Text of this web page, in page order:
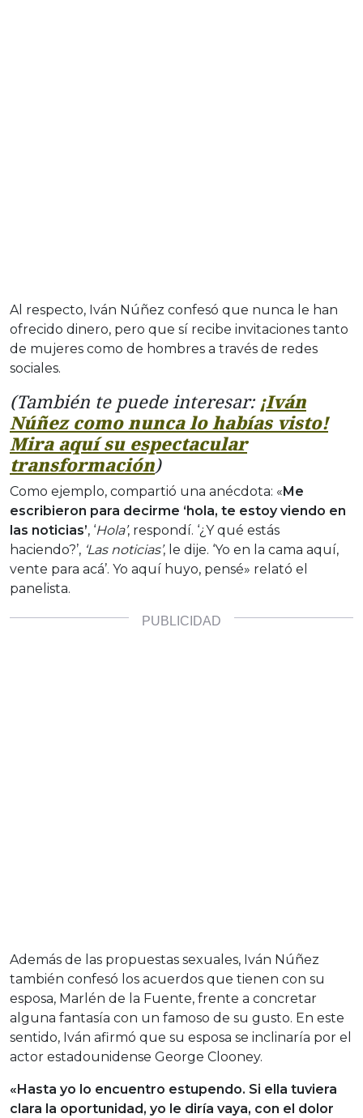
Al respecto, Iván Núñez confesó que nunca le han
ofrecido dinero, pero que sí recibe invitaciones tanto
de mujeres como de hombres a través de redes
sociales.
(También te puede interesar: ¡Iván
Núñez como nunca lo habías visto!
Mira aquí su espectacular
transformación)
Como ejemplo, compartió una anécdota: «Me
escribieron para decirme ‘hola, te estoy viendo en
las noticias’, ‘Hola’, respondí. ‘¿Y qué estás
haciendo?’, ‘Las noticias’, le dije. ‘Yo en la cama aquí,
vente para acá’. Yo aquí huyo, pensé» relató el
panelista.
Además de las propuestas sexuales, Iván Núñez
también confesó los acuerdos que tienen con su
esposa, Marlén de la Fuente, frente a concretar
alguna fantasía con un famoso de su gusto. En este
sentido, Iván afirmó que su esposa se inclinaría por el
actor estadounidense George Clooney.
«Hasta yo lo encuentro estupendo. Si ella tuviera
clara la oportunidad, yo le diría vaya, con el dolor